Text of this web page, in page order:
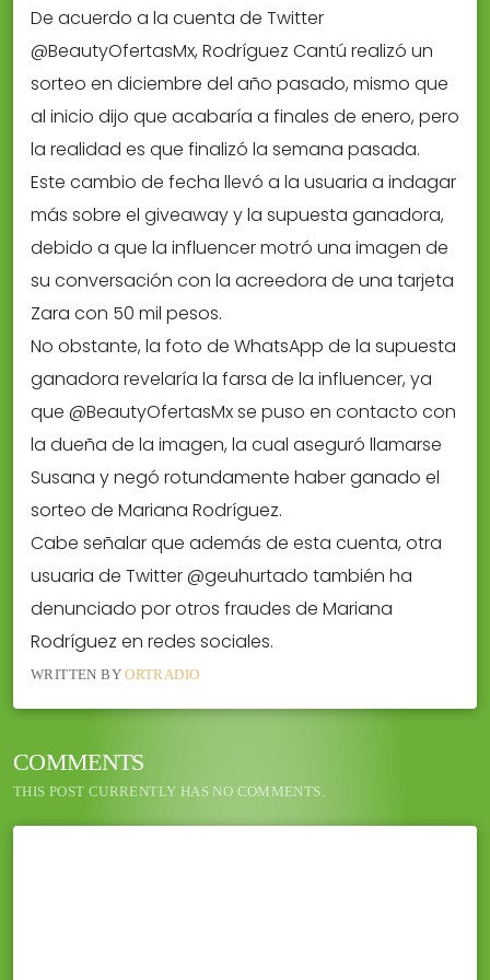
De acuerdo a la cuenta de Twitter
@BeautyOfertasMx, Rodríguez Cantú realizó un
sorteo en diciembre del año pasado, mismo que
al inicio dijo que acabaría a finales de enero, pero
la realidad es que finalizó la semana pasada.
Este cambio de fecha llevó a la usuaria a indagar
más sobre el giveaway y la supuesta ganadora,
debido a que la influencer motró una imagen de
su conversación con la acreedora de una tarjeta
Zara con 50 mil pesos.
No obstante, la foto de WhatsApp de la supuesta
ganadora revelaría la farsa de la influencer, ya
que @BeautyOfertasMx se puso en contacto con
la dueña de la imagen, la cual aseguró llamarse
Susana y negó rotundamente haber ganado el
sorteo de Mariana Rodríguez.
Cabe señalar que además de esta cuenta, otra
usuaria de Twitter @geuhurtado también ha
denunciado por otros fraudes de Mariana
Rodríguez en redes sociales.
WRITTEN BYORTRADIO
COMMENTS
THIS POST CURRENTLY HAS NO COMMENTS.